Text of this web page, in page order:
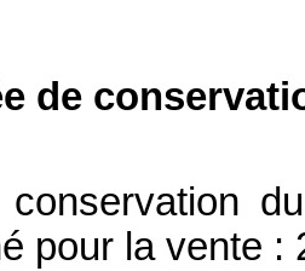
de
pour la vente :